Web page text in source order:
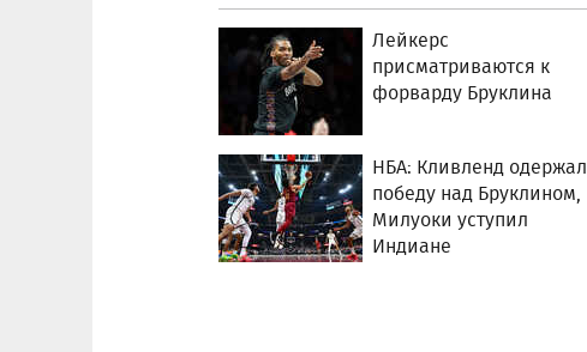
Лейкерс
присматриваются к
форварду Бруклина
НБА: Кливленд одержал
победу над Бруклином,
Милуоки уступил
Индиане